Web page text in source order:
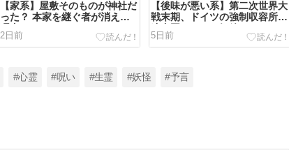
【家系】屋敷そのものが神社だ
った？ 本家を継ぐ者が消えた
理由
2日前
【後味が悪い系】第二次世界大
戦末期、ドイツの強制収容所が
連合国によって解放されたと
き、 助け出された生存者の多
くは飢えて死ぬ寸前だったんだ
5日前
#心霊 #呪い #生霊 #妖怪 #予言